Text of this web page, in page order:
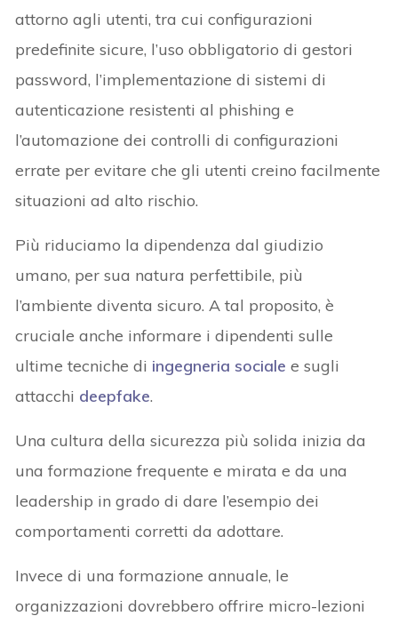
attorno agli utenti, tra cui configurazioni
predefinite sicure, l’uso obbligatorio di gestori
password, l’implementazione di sistemi di
autenticazione resistenti al phishing e
l’automazione dei controlli di configurazioni
errate per evitare che gli utenti creino facilmente
situazioni ad alto rischio.
Più riduciamo la dipendenza dal giudizio
umano, per sua natura perfettibile, più
l’ambiente diventa sicuro. A tal proposito, è
cruciale anche informare i dipendenti sulle
ultime tecniche di ingegneria sociale e sugli
attacchi deepfake.
Una cultura della sicurezza più solida inizia da
una formazione frequente e mirata e da una
leadership in grado di dare l’esempio dei
comportamenti corretti da adottare.
Invece di una formazione annuale, le
organizzazioni dovrebbero offrire micro-lezioni